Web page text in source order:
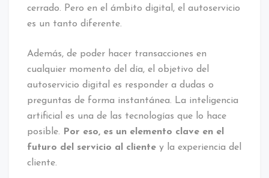
cerrado. Pero en el ámbito digital, el autoservicio
es un tanto diferente.
Además, de poder hacer transacciones en
cualquier momento del día, el objetivo del
autoservicio digital es responder a dudas o
preguntas de forma instantánea. La inteligencia
artificial es una de las tecnologías que lo hace
posible. Por eso, es un elemento clave en el
futuro del servicio al cliente y la experiencia del
cliente.